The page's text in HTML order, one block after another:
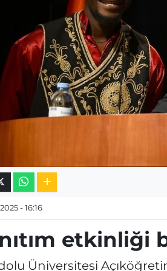
- 16:16
etkinliği
Üniversitesi